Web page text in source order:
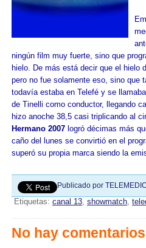
ningún film muy fuerte, sino que
hielo. De más está decir que el hielo
pero no fue solamente eso, sino que
todavía estaba en Telefé y se llamaba
de Tinelli como conductor, llegando
hizo anoche 38,5 casi triplicando al
Hermano 2007 logró décimas más
caño del lunes se convirtió en el
superó su propia marca siendo la
Publicado por
Etiquetas: canal 13, showmatch,
No hay